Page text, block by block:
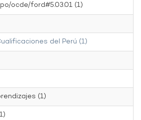
ocde/ford#5.03.01 (1)
del Perú (1)
(1)